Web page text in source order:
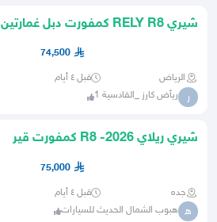
شيري RELY R8 كمفورت دبل غمارتين
74,500
الرياض قبل ٤ أيام
ر ريأض كارز _القادسية 1
شيري ريلاي 2026- R8 كمفورت قير
عادي دبل بالنقد والتقسيط
75,000
جده قبل ٤ أيام
ه هبوب الشمال الحديث للسيارات